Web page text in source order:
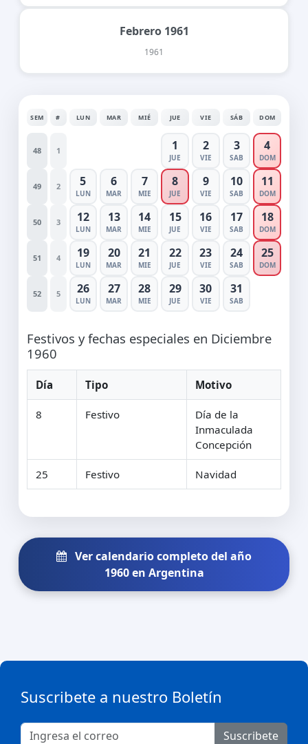
Febrero 1961
1961
SEM # LUN MAR MIÉ JUE VIE SÁB DOM
48 1 1
JUE
2
VIE
3
SAB
4
DOM
49 2 5
LUN
6
MAR
7
MIE
8
JUE
9
VIE
10
SAB
11
DOM
50 3 12
LUN
13
MAR
14
MIE
15
JUE
16
VIE
17
SAB
18
DOM
51 4 19
LUN
20
MAR
21
MIE
22
JUE
23
VIE
24
SAB
25
DOM
52 5 26
LUN
27
MAR
28
MIE
29
JUE
30
VIE
31
SAB
Festivos y fechas especiales en Diciembre
1960
Día Tipo Motivo
8 Festivo
Día de la
Inmaculada
Concepción
25 Festivo Navidad
Ver calendario completo del año
1960 en Argentina
Suscribete a nuestro Boletín
Suscribete